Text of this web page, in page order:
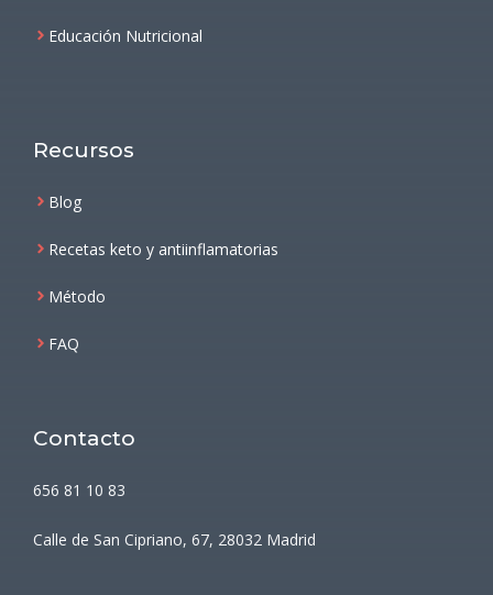
Educación Nutricional
Recursos
Blog
Recetas keto y antiinflamatorias
Método
FAQ
Contacto
656 81 10 83
Calle de San Cipriano, 67, 28032 Madrid